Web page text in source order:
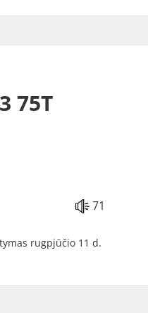
75T
71
rugpjūčio 11 d.